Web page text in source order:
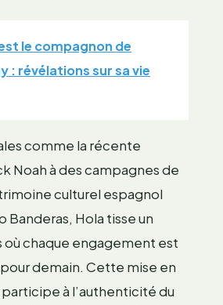
le compagnon de
: révélations sur sa vie
comme la récente
Noah à des campagnes de
culturel espagnol
Hola tisse un
où chaque engagement est
demain. Cette mise en
à l’authenticité du